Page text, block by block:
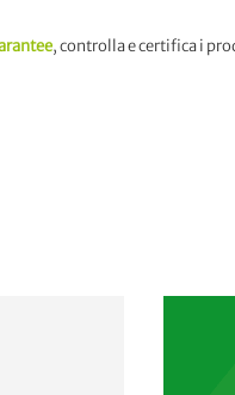
, controlla e certifica i